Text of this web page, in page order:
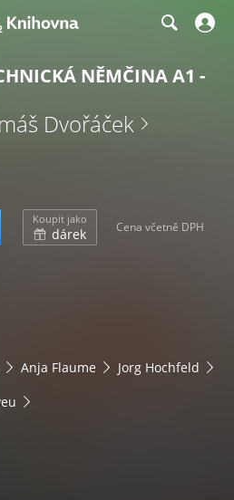
NĚMČINA A1 -
Dvořáček
Koupit jako
dárek Cena včetně DPH
Anja Flaume
Jorg Hochfeld